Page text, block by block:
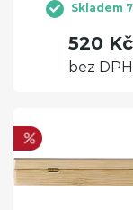
Skladem
520 Kč
bez DPH